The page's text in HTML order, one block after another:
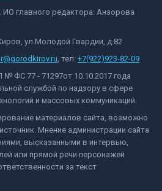
ИО главного редактора: Анзорова
ул.Молодой Гвардии, д.82
, тел: +7(922)923-82-09
ФС 77 - 71297от 10.10.2017 года
службой по надзору в сфере
и массовых коммуникаций.
материалов сайта, возможно
Мнение администрации сайта
высказанными в интервью,
или прямой речи персонажей
за текст